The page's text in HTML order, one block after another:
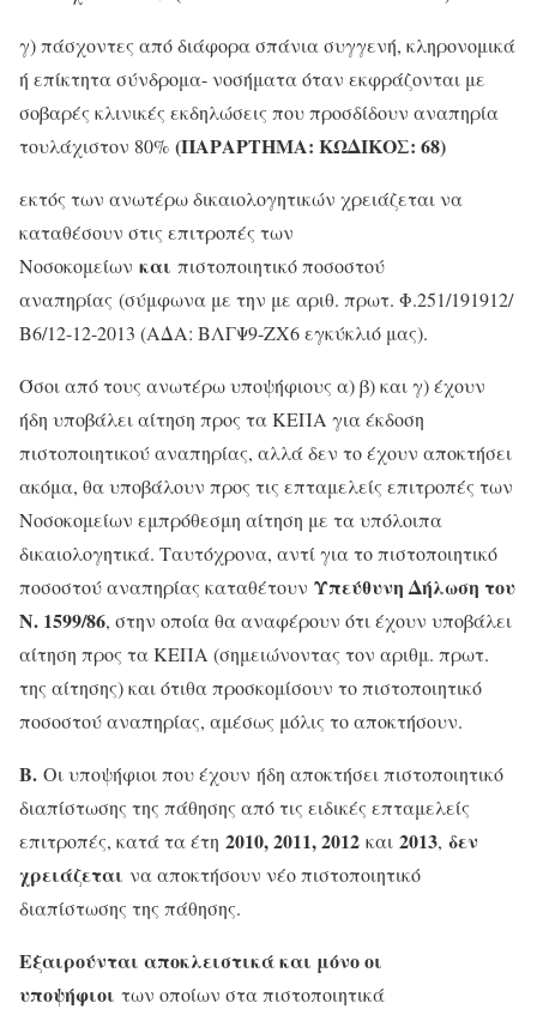
γ) πάσχοντες από διάφορα σπάνια συγγενή, κληρονομικά
ή επίκτητα σύνδρομα- νοσήματα όταν εκφράζονται με
σοβαρές κλινικές εκδηλώσεις που προσδίδουν αναπηρία
τουλάχιστον 80% (ΠΑΡΑΡΤΗΜΑ: ΚΩΔΙΚΟΣ: 68)
εκτός των ανωτέρω δικαιολογητικών χρειάζεται να
καταθέσουν στις επιτροπές των
Νοσοκομείων και πιστοποιητικό ποσοστού
αναπηρίας (σύμφωνα με την με αριθ. πρωτ. Φ.251/191912/
Β6/12-12-2013 (ΑΔΑ: ΒΛΓΨ9-ΖΧ6 εγκύκλιό μας).
Όσοι από τους ανωτέρω υποψήφιους α) β) και γ) έχουν
ήδη υποβάλει αίτηση προς τα ΚΕΠΑ για έκδοση
πιστοποιητικού αναπηρίας, αλλά δεν το έχουν αποκτήσει
ακόμα, θα υποβάλουν προς τις επταμελείς επιτροπές των
Νοσοκομείων εμπρόθεσμη αίτηση με τα υπόλοιπα
δικαιολογητικά. Ταυτόχρονα, αντί για το πιστοποιητικό
ποσοστού αναπηρίας καταθέτουν Υπεύθυνη Δήλωση του
Ν. 1599/86, στην οποία θα αναφέρουν ότι έχουν υποβάλει
αίτηση προς τα ΚΕΠΑ (σημειώνοντας τον αριθμ. πρωτ.
της αίτησης) και ότιθα προσκομίσουν το πιστοποιητικό
ποσοστού αναπηρίας, αμέσως μόλις το αποκτήσουν.
Β. Οι υποψήφιοι που έχουν ήδη αποκτήσει πιστοποιητικό
διαπίστωσης της πάθησης από τις ειδικές επταμελείς
επιτροπές, κατά τα έτη 2010, 2011, 2012 και 2013, δεν
χρειάζεται να αποκτήσουν νέο πιστοποιητικό
διαπίστωσης της πάθησης.
Εξαιρούνται αποκλειστικά και μόνο οι
υποψήφιοι των οποίων στα πιστοποιητικά